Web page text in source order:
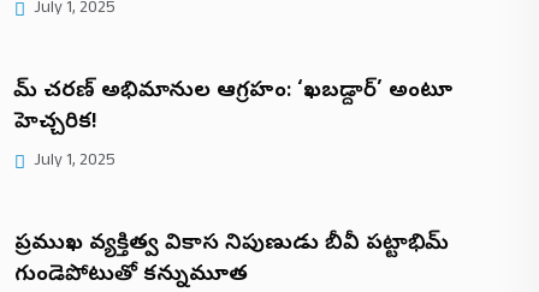
July 1, 2025
రామ్ చరణ్ అభిమానుల ఆగ్రహం: ‘ఖబడ్దార్’ అంటూ
హెచ్చరిక!
July 1, 2025
ప్రముఖ వ్యక్తిత్వ వికాస నిపుణుడు బీవీ పట్టాభిరామ్
గుండెపోటుతో కన్నుమూత